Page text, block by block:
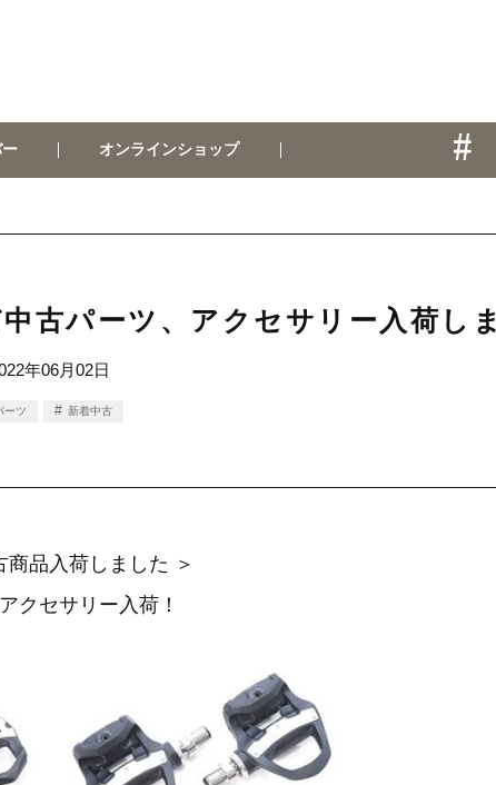
オンラインショップ
古パーツ、アクセサリー入荷し
年06月02日
ーツ 新着中古
商品入荷しました ＞
クセサリー入荷！